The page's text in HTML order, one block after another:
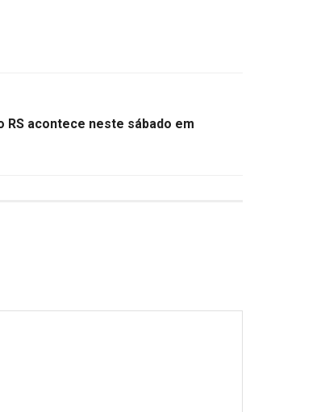
RS acontece neste sábado em